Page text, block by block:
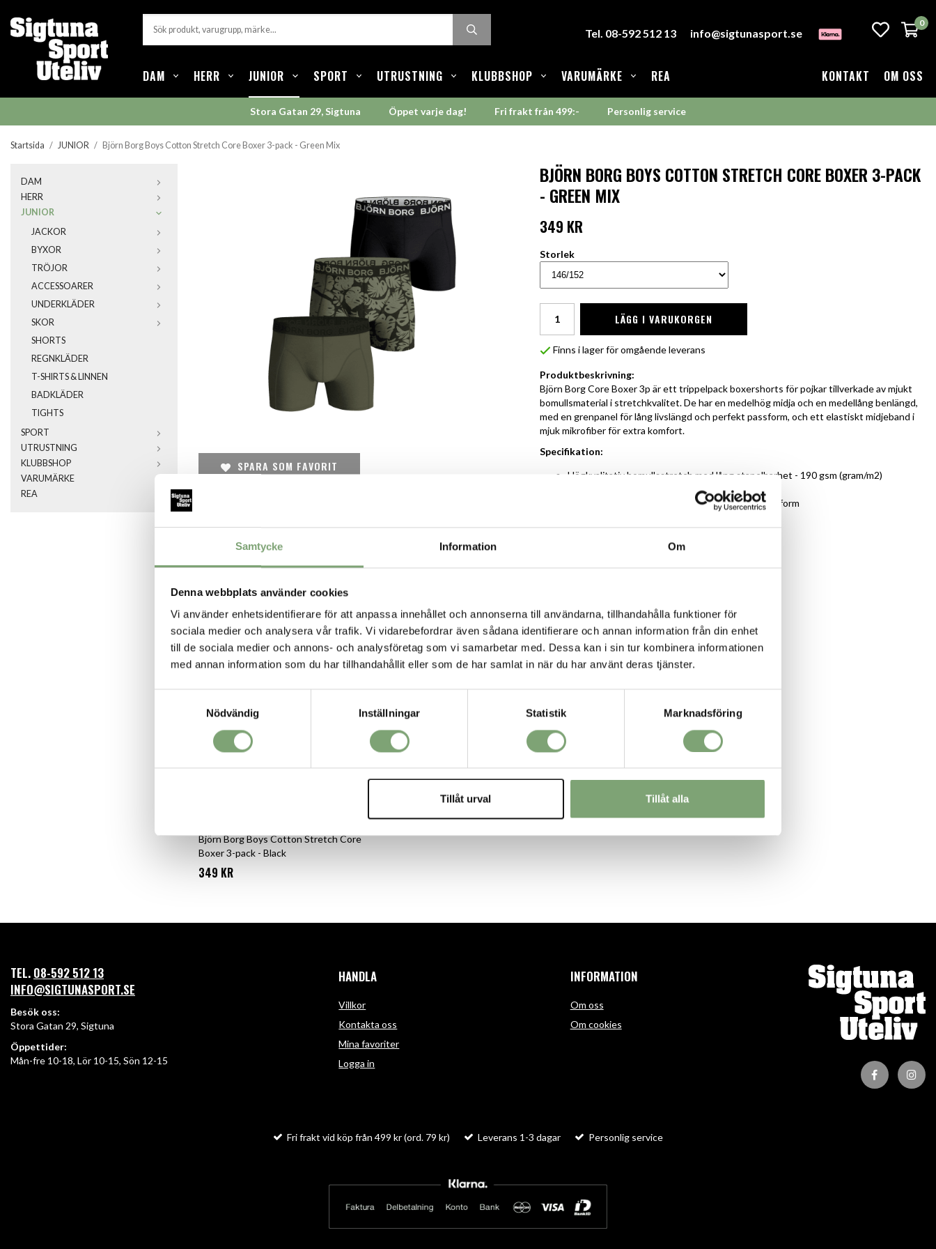
Samtycke Information Om
Denna webbplats använder cookies
Vi använder enhetsidentifierare för att anpassa innehållet och annonserna till användarna, tillhandahålla funktioner för
sociala medier och analysera vår trafik. Vi vidarebefordrar även sådana identifierare och annan information från din enhet
till de sociala medier och annons- och analysföretag som vi samarbetar med. Dessa kan i sin tur kombinera informationen
med annan information som du har tillhandahållit eller som de har samlat in när du har använt deras tjänster.
Nödvändig
Inställningar Statistik Marknadsföring
Tillåt urval Tillåt alla
Tel. 08-592 512 13 info@sigtunasport.se
0
DAM HERR JUNIOR SPORT UTRUSTNING KLUBBSHOP VARUMÄRKE REA KONTAKT OM OSS
Stora Gatan 29, Sigtuna Öppet varje dag! Fri frakt från 499:- Personlig service
Startsida / JUNIOR / Björn Borg Boys Cotton Stretch Core Boxer 3-pack - Green Mix
DAM
HERR
JUNIOR
JACKOR
BYXOR
TRÖJOR
ACCESSOARER
UNDERKLÄDER
SKOR
SHORTS
REGNKLÄDER
T-SHIRTS & LINNEN
BADKLÄDER
TIGHTS
SPORT
UTRUSTNING
KLUBBSHOP
VARUMÄRKE
REA
BJÖRN BORG BOYS COTTON STRETCH CORE BOXER 3-PACK
- GREEN MIX
349 KR
Storlek
LÄGG I VARUKORGEN
Finns i lager för omgående leverans
Produktbeskrivning:
Björn Borg Core Boxer 3p är ett trippelpack boxershorts för pojkar tillverkade av mjukt
bomullsmaterial i stretchkvalitet. De har en medelhög midja och en medellång benlängd,
med en grenpanel för lång livslängd och perfekt passform, och ett elastiskt midjeband i
mjuk mikrofiber för extra komfort.
Specifikation:
Högkvalitativ bomullsstretch med lång stapelbarhet - 190 gsm (gram/m2)
Panel i grenen för lång livslängd och perfekt passform
3-pack
95% Cotton 5% Elastan
SPARA SOM FAVORIT
026511_10
ALTERNATIVA FÄRGER
Björn Borg Boys Cotton Stretch Core
Boxer 3-pack - Black
349 KR
TEL. 08-592 512 13
INFO@SIGTUNASPORT.SE
Besök oss:
Stora Gatan 29, Sigtuna
Öppettider:
Mån-fre 10-18, Lör 10-15, Sön 12-15
HANDLA
Villkor
Kontakta oss
Mina favoriter
Logga in
INFORMATION
Om oss
Om cookies
Fri frakt vid köp från 499 kr (ord. 79 kr) Leverans 1-3 dagar Personlig service